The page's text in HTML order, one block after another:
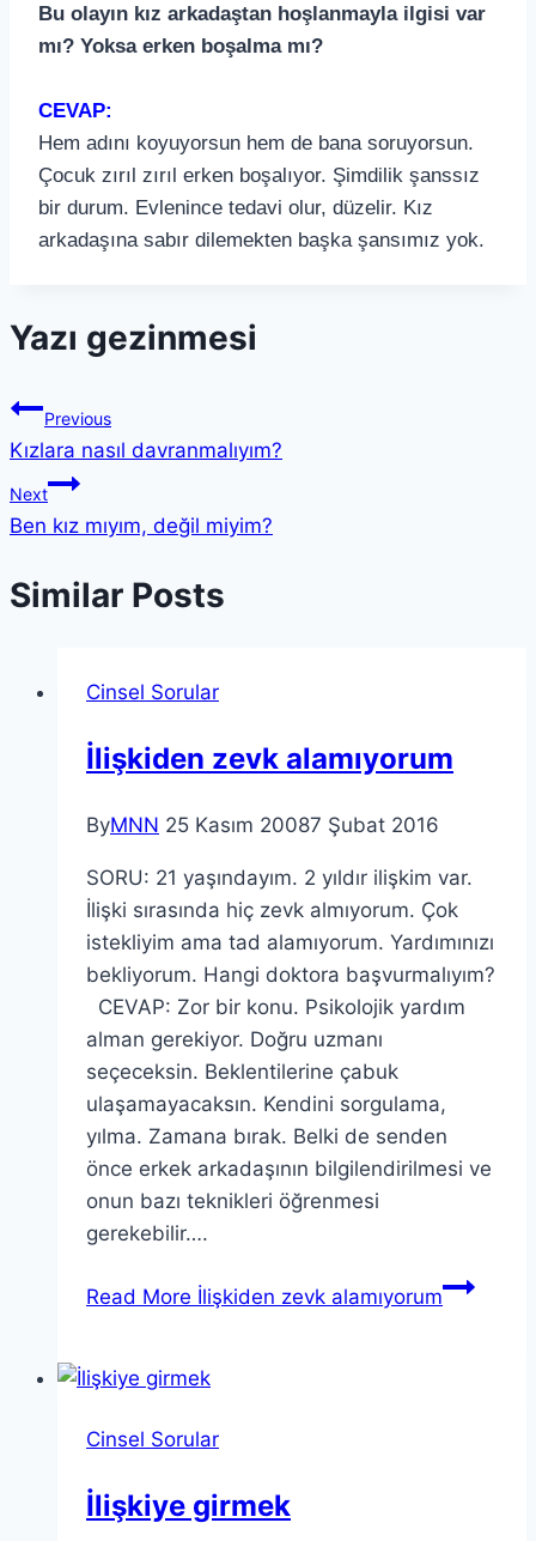
Bu olayın kız arkadaştan hoşlanmayla ilgisi var
mı? Yoksa erken boşalma mı?
CEVAP:
Hem adını koyuyorsun hem de bana soruyorsun.
Çocuk zırıl zırıl erken boşalıyor. Şimdilik şanssız
bir durum. Evlenince tedavi olur, düzelir. Kız
arkadaşına sabır dilemekten başka şansımız yok.
Yazı gezinmesi
Previous
Kızlara nasıl davranmalıyım?
Next
Ben kız mıyım, değil miyim?
Similar Posts
Cinsel Sorular
İlişkiden zevk alamıyorum
ByMNN 25 Kasım 20087 Şubat 2016
SORU: 21 yaşındayım. 2 yıldır ilişkim var.
İlişki sırasında hiç zevk almıyorum. Çok
istekliyim ama tad alamıyorum. Yardımınızı
bekliyorum. Hangi doktora başvurmalıyım?
CEVAP: Zor bir konu. Psikolojik yardım
alman gerekiyor. Doğru uzmanı
seçeceksin. Beklentilerine çabuk
ulaşamayacaksın. Kendini sorgulama,
yılma. Zamana bırak. Belki de senden
önce erkek arkadaşının bilgilendirilmesi ve
onun bazı teknikleri öğrenmesi
gerekebilir….
Read More İlişkiden zevk alamıyorum
Cinsel Sorular
İlişkiye girmek